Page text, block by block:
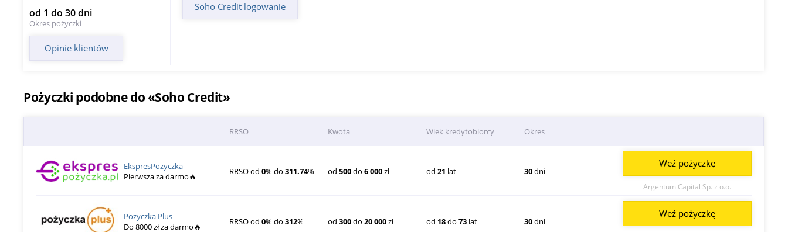
od 1 do 30 dni
Okres pożyczki
Opinie klientów
Soho Credit logowanie
Pożyczki podobne do «Soho Credit»
RRSO Kwota Wiek kredytobiorcy Okres
EkspresPozyczka
Pierwsza za darmo🔥
RRSO od0% do311.74% od500do6 000zł od 21 lat 30dni
Argentum Capital Sp. z o.o.
Weź pożyczkę
Pożyczka Plus
Do 8000 zł za darmo🔥
RRSO od0% do312% od300do20 000zł od 18do 73lat 30dni
Weź pożyczkę